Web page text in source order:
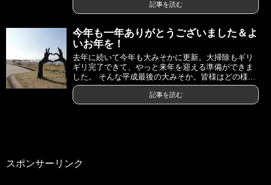
記事を読む
今年も一年ありがとうございました＆よ
いお年を！
去年に続いて今年も大みそかに更新。大掃除もギリ
ギリ完了できて、やっと来年を迎える準備ができま
した。 そんな平成最後の大みそか。皆様はどの様...
記事を読む
スポンサーリンク